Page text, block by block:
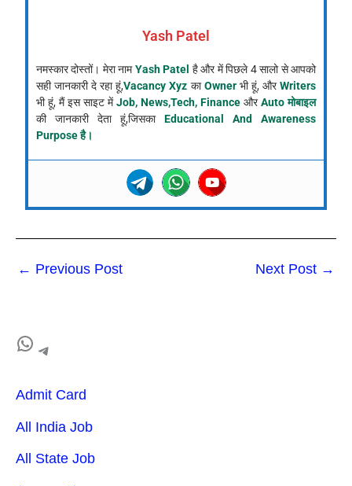
Yash Patel
नमस्कार दोस्तों। मेरा नामYash Patel है और में पिछले 4 सालो से आपको
सही जानकारी दे रहा हूं,Vacancy Xyz काOwnerभी हूं, औरWriters
भी हूं, मैं इस साइट मेंJob, News,Tech, Finance औरAuto मोबाइल
की जानकारी देता हूं,जिसका Educational And Awareness
Purpose है।
← Previous Post Next Post →
Admit Card
All India Job
All State Job